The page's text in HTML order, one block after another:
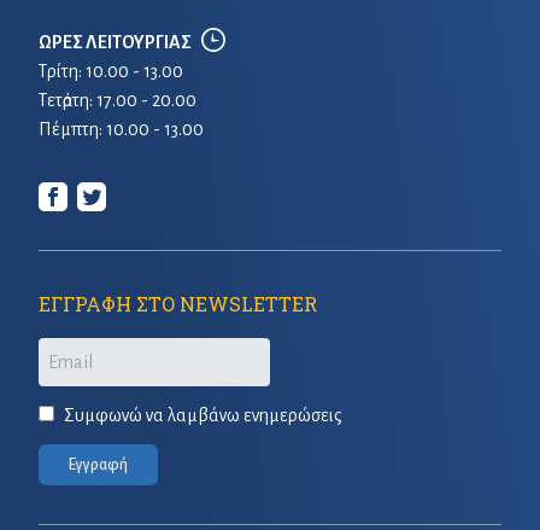
ΩΡΕΣ ΛΕΙΤΟΥΡΓΙΑΣ
Τρίτη: 10.00 - 13.00
Τετἀρτη: 17.00 - 20.00
Πέμπτη: 10.00 - 13.00
ΕΓΓΡΑΦΗ ΣΤΟ NEWSLETTER
Email
Συμφωνώ να λαμβάνω ενημερώσεις
Εγγραφή